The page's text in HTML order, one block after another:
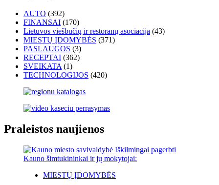
AUTO (392)
FINANSAI (170)
Lietuvos viešbučių ir restoranų asociacija (43)
MIESTŲ ĮDOMYBĖS (371)
PASLAUGOS (3)
RECEPTAI (362)
SVEIKATA(1)
TECHNOLOGIJOS (420)
Praleistos naujienos
MIESTŲ ĮDOMYBĖS